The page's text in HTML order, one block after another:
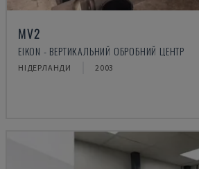
MV2
EIKON - ВЕРТИКАЛЬНИЙ ОБРОБНИЙ ЦЕНТР
НІДЕРЛАНДИ 2003